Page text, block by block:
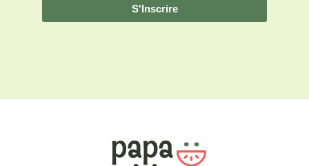
S'Inscrire